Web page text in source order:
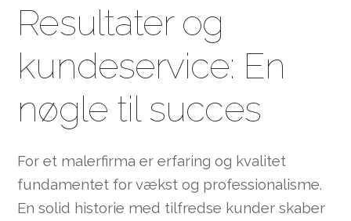
Resultater og
kundeservice: En
nøgle til succes
For et malerfirma er erfaring og kvalitet
fundamentet for vækst og professionalisme.
En solid historie med tilfredse kunder skaber